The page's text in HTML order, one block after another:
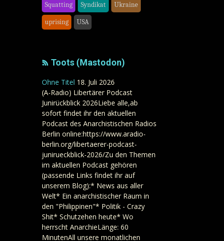
Squatting Syndikat Ukraine
uprising USA
Toots (Mastodon)
Ohne Titel 18. Juli 2026
(A-Radio) Libertärer Podcast
Junirückblick 2026Liebe alle,ab
sofort findet ihr den aktuellen
Podcast des Anarchistischen Radios
Berlin online:https://www.aradio-
berlin.org/libertaerer-podcast-
junirueckblick-2026/Zu den Themen
im aktuellen Podcast gehören
(passende Links findet ihr auf
unserem Blog):* News aus aller
Welt* Ein anarchistischer Raum in
den "Philippinen"* Politik - Crazy
Shit* Schutzehen heute* Wo
herrscht AnarchieLänge: 60
MinutenAll unsere monatlichen